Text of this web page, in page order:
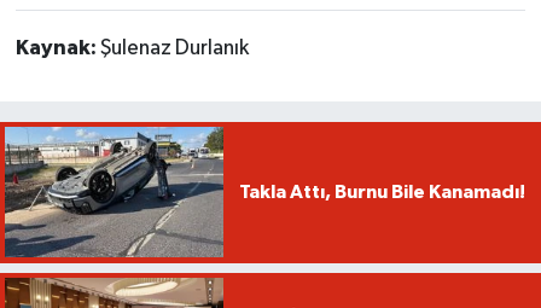
Kaynak: Şulenaz Durlanık
Takla Attı, Burnu Bile Kanamadı!